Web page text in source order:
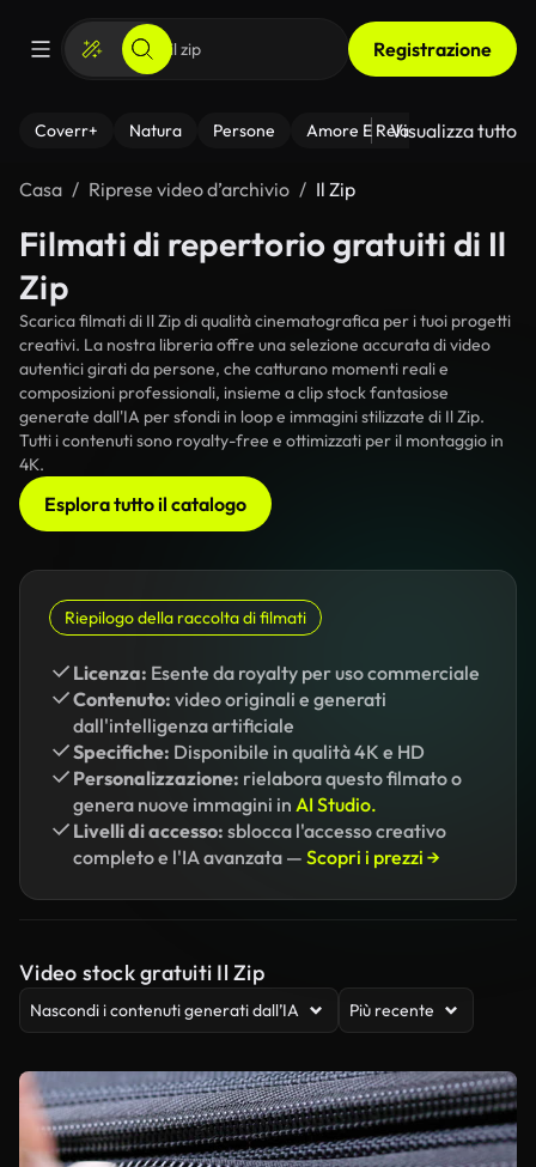
Registrazione
Coverr+ Natura Persone Amore E Relazioni Il
Visualizza tutto
Casa Riprese video d’archivio Il Zip
Filmati di repertorio gratuiti di Il
Zip
Scarica filmati di Il Zip di qualità cinematografica per i tuoi progetti
creativi. La nostra libreria offre una selezione accurata di video
autentici girati da persone, che catturano momenti reali e
composizioni professionali, insieme a clip stock fantasiose
generate dall'IA per sfondi in loop e immagini stilizzate di Il Zip.
Tutti i contenuti sono royalty-free e ottimizzati per il montaggio in
4K.
Esplora tutto il catalogo
Riepilogo della raccolta di filmati
Licenza: Esente da royalty per uso commerciale
Contenuto: video originali e generati
dall'intelligenza artificiale
Specifiche: Disponibile in qualità 4K e HD
Personalizzazione: rielabora questo filmato o
genera nuove immagini in AI Studio.
Livelli di accesso: sblocca l'accesso creativo
completo e l'IA avanzata — Scopri i prezzi →
Video stock gratuiti Il Zip
Nascondi i contenuti generati dall’IA Più recente